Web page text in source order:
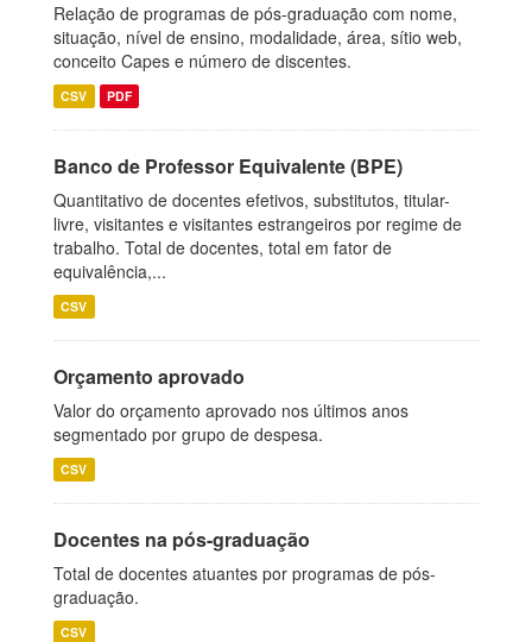
Relação de programas de pós-graduação com nome,
situação, nível de ensino, modalidade, área, sítio web,
conceito Capes e número de discentes.
CSV PDF
Banco de Professor Equivalente (BPE)
Quantitativo de docentes efetivos, substitutos, titular-
livre, visitantes e visitantes estrangeiros por regime de
trabalho. Total de docentes, total em fator de
equivalência,...
CSV
Orçamento aprovado
Valor do orçamento aprovado nos últimos anos
segmentado por grupo de despesa.
CSV
Docentes na pós-graduação
Total de docentes atuantes por programas de pós-
graduação.
CSV